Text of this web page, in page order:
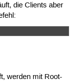
die Clients aber
werden mit Root-